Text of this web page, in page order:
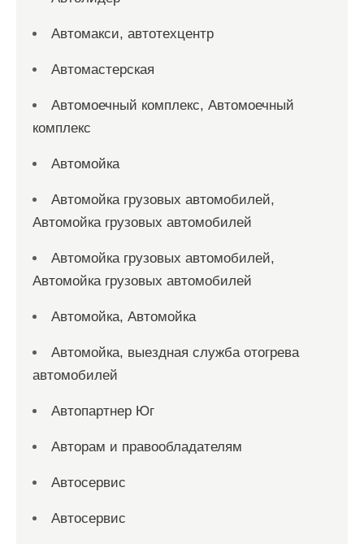
Автомакси, автотехцентр
Автомастерская
Автомоечный комплекс, Автомоечный
комплекс
Автомойка
Автомойка грузовых автомобилей,
Автомойка грузовых автомобилей
Автомойка грузовых автомобилей,
Автомойка грузовых автомобилей
Автомойка, Автомойка
Автомойка, выездная служба отогрева
автомобилей
Автопартнер Юг
Авторам и правообладателям
Автосервис
Автосервис